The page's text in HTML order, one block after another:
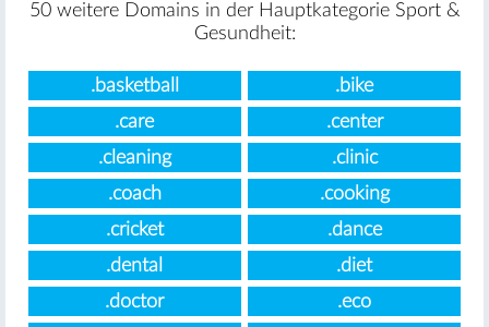
50 weitere Domains in der Hauptkategorie Sport &
Gesundheit:
.basketball
.bike
.care
.center
.cleaning
.clinic
.coach
.cooking
.cricket
.dance
.dental
.diet
.doctor
.eco